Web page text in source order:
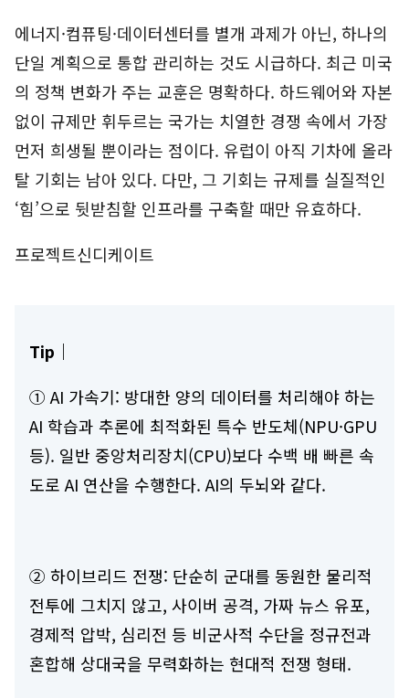
에너지·컴퓨팅·데이터센터를 별개 과제가 아닌, 하나의
단일 계획으로 통합 관리하는 것도 시급하다. 최근 미국
의 정책 변화가 주는 교훈은 명확하다. 하드웨어와 자본
없이 규제만 휘두르는 국가는 치열한 경쟁 속에서 가장
먼저 희생될 뿐이라는 점이다. 유럽이 아직 기차에 올라
탈 기회는 남아 있다. 다만, 그 기회는 규제를 실질적인
‘힘’으로 뒷받침할 인프라를 구축할 때만 유효하다.
프로젝트신디케이트
Tip｜
① AI 가속기: 방대한 양의 데이터를 처리해야 하는
AI 학습과 추론에 최적화된 특수 반도체(NPU·GPU
등). 일반 중앙처리장치(CPU)보다 수백 배 빠른 속
도로 AI 연산을 수행한다. AI의 두뇌와 같다.
② 하이브리드 전쟁: 단순히 군대를 동원한 물리적
전투에 그치지 않고, 사이버 공격, 가짜 뉴스 유포,
경제적 압박, 심리전 등 비군사적 수단을 정규전과
혼합해 상대국을 무력화하는 현대적 전쟁 형태.